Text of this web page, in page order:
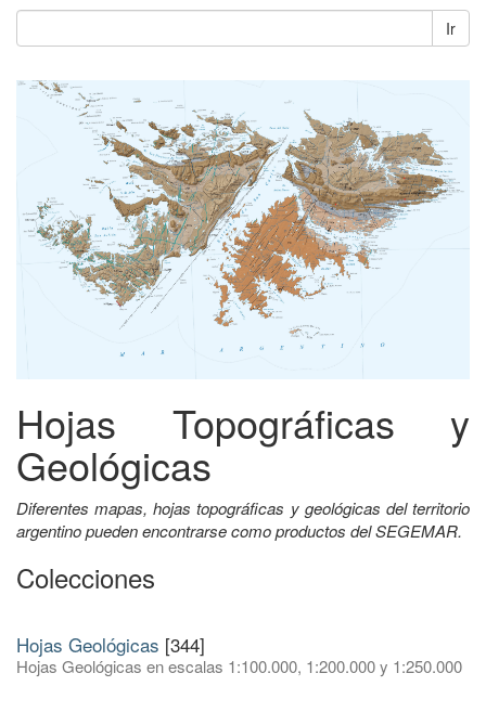
Ir
Hojas Topográficas y
Geológicas
Diferentes mapas, hojas topográficas y geológicas del territorio
argentino pueden encontrarse como productos del SEGEMAR.
Colecciones
Hojas Geológicas [344]
Hojas Geológicas en escalas 1:100.000, 1:200.000 y 1:250.000